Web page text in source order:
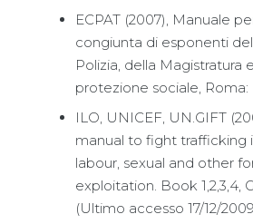
ECPAT (2007), Manuale
congiunta di esponenti
Polizia, della Magistratura
protezione sociale, Roma:
ILO, UNICEF, UN.GIFT
manual to fight trafficking
labour, sexual and other
exploitation. Book 1,2,3,4,
(Ultimo accesso 17/12/